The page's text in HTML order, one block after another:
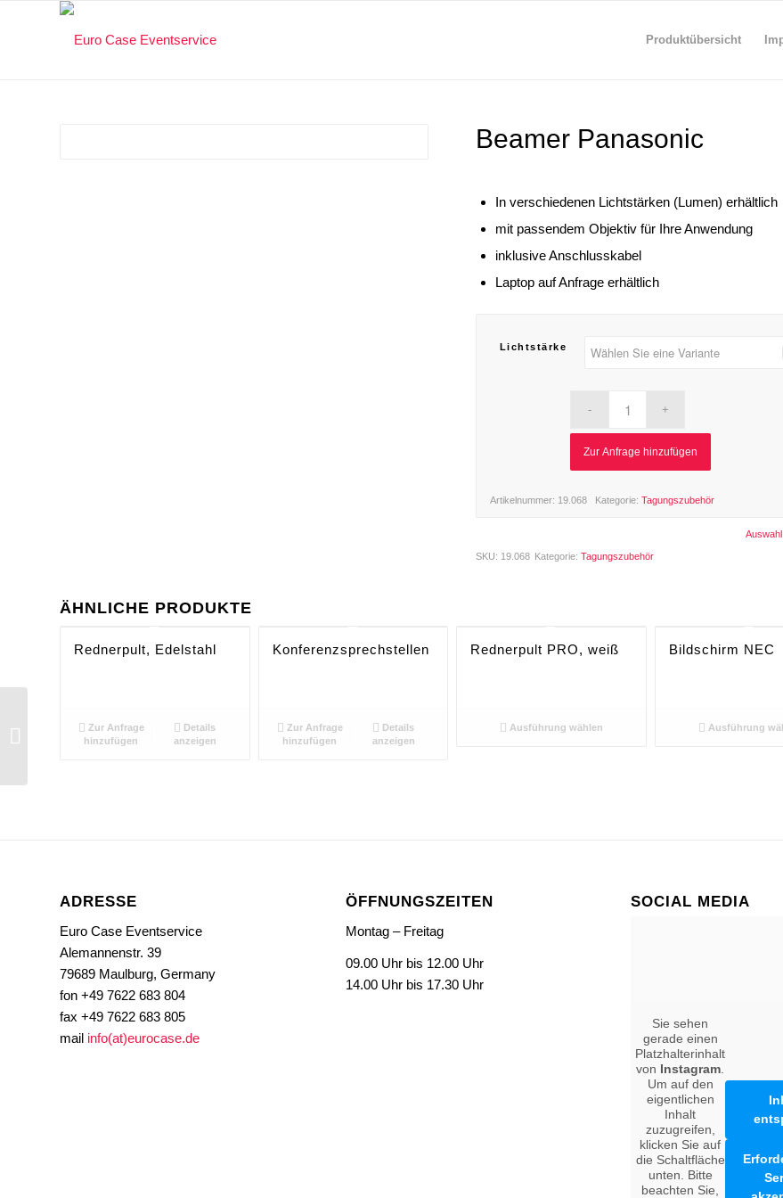
Produktübersicht
Beamer Panasonic
In verschiedenen Lichtstärken (Lumen) erhältlich
mit passendem Objektiv für Ihre Anwendung
inklusive Anschlusskabel
Laptop auf Anfrage erhältlich
Lichtstärke
Zur Anfrage hinzufügen
Artikelnummer: 19.068 Kategorie:Tagungszubehör
SKU: 19.068 Kategorie:Tagungszubehör
ÄHNLICHE PRODUKTE
Rednerpult, Edelstahl
Zur Anfrage
hinzufügen
Details
anzeigen
Konferenzsprechstellen
Zur Anfrage
hinzufügen
Details
anzeigen
Rednerpult PRO, weiß
Ausführung wählen
Bildschirm NEC
Ausführung
ADRESSE
Euro Case Eventservice
Alemannenstr. 39
79689 Maulburg, Germany
fon +49 7622 683 804
fax +49 7622 683 805
mail info(at)eurocase.de
ÖFFNUNGSZEITEN
Montag – Freitag
09.00 Uhr bis 12.00 Uhr
14.00 Uhr bis 17.30 Uhr
SOCIAL MEDIA
Sie sehen
gerade einen
Platzhalterinhalt
von Instagram
Um auf den
eigentlichen
Inhalt
zuzugreifen,
klicken Sie auf
die Schaltfläche
unten. Bitte
beachten Sie,
Fotobox Drucker